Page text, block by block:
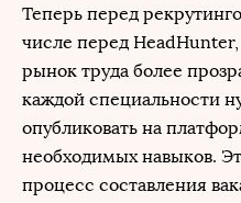
Теперь перед
числе перед HeadHunter,
рынок труда более
каждой специальности
опубликовать на
необходимых навыков.
процесс составления